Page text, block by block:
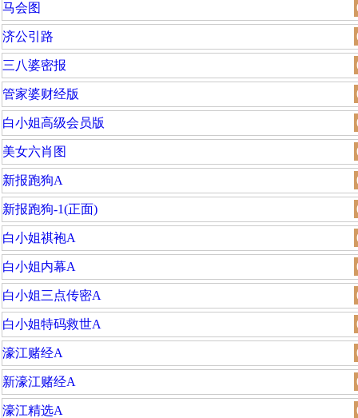
马会图
济公引路
三八婆密报
管家婆财经版
白小姐高级会员版
美女六肖图
新报跑狗A
新报跑狗-1(正面)
白小姐祺袍A
白小姐内幕A
白小姐三点传密A
白小姐特码救世A
濠江赌经A
新濠江赌经A
濠江精选A